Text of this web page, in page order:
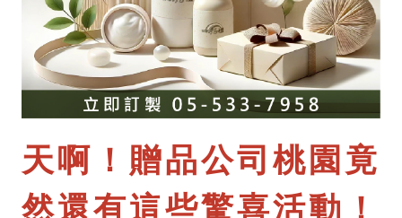
天啊！贈品公司桃園竟
然還有這些驚喜活動！